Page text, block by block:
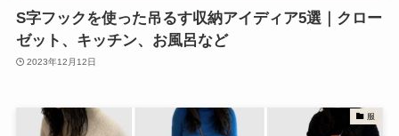
S字フックを使った吊るす収納アイディア5選｜クロー
ゼット、キッチン、お風呂など
2023年12月12日
服